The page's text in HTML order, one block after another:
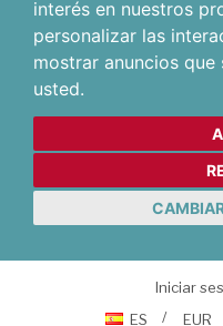
interés en nuestros
personalizar las
mostrar anuncios que
usted.
Iniciar
ES
EUR